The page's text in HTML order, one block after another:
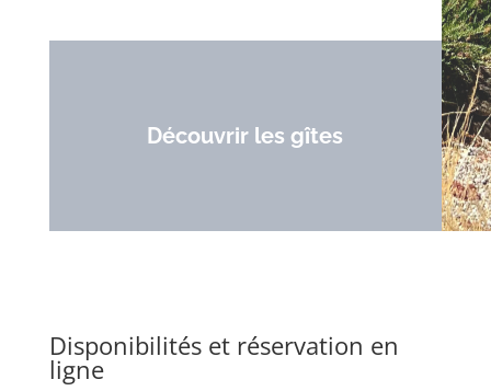
Découvrir les gîtes
Disponibilités et réservation en
ligne